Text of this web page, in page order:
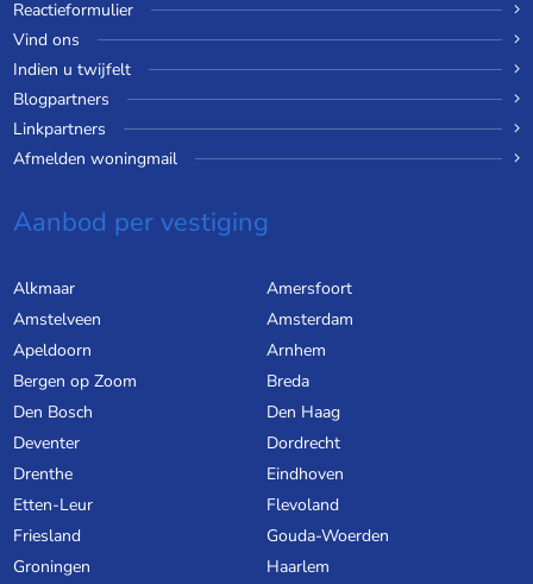
Reactieformulier
Vind ons
Indien u twijfelt
Blogpartners
Linkpartners
Afmelden woningmail
Aanbod per vestiging
Alkmaar
Amersfoort
Amstelveen
Amsterdam
Apeldoorn
Arnhem
Bergen op Zoom
Breda
Den Bosch
Den Haag
Deventer
Dordrecht
Drenthe
Eindhoven
Etten-Leur
Flevoland
Friesland
Gouda-Woerden
Groningen
Haarlem